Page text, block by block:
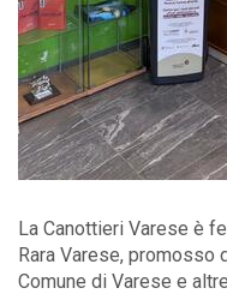
La Canottieri Varese è
Rara Varese, promosso
Comune di Varese e